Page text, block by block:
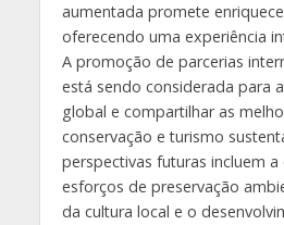
aumentada promete
oferecendo uma experiência
A promoção de parcerias
está sendo considerada para
global e compartilhar as
conservação e turismo
perspectivas futuras incluem
esforços de preservação
da cultura local e o